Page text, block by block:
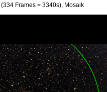
(334 Frames = 3340s), Mosaik